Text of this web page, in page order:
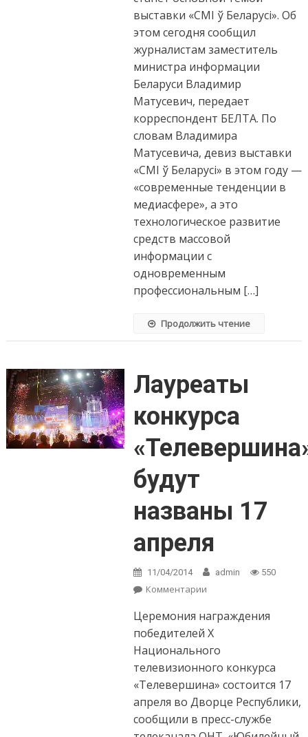
выставки «СМІ ў Беларусі». Об
этом сегодня сообщил
журналистам заместитель
министра информации
Беларуси Владимир
Матусевич, передает
корреспондент БЕЛТА. По
словам Владимира
Матусевича, девиз выставки
«СМІ ў Беларусі» в этом году —
«современные тенденции в
медиасфере», а это
технологическое развитие
средств массовой
информации с
одновременным
профессиональным […]
Продолжить чтение
Лауреаты
конкурса
будут
названы 17
апреля
11/04/2014 admin 550
Комментарии
«Телевершина»
будут названы 17
Церемония награждения
победителей X
Национального
телевизионного конкурса
«Телевершина» состоится 17
апреля во Дворце Республики,
сообщили в пресс-службе